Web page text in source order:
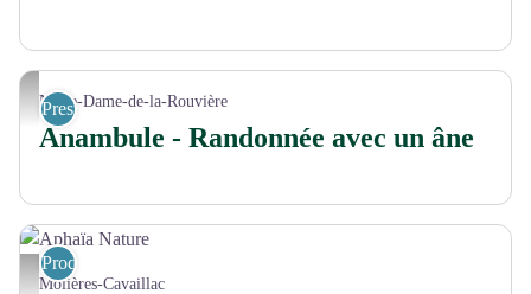
Anambule
Prestataires pleine nature
Notre-Dame-de-la-Rouvière
Anambule - Randonnée avec un âne
Aphaïa Nature - Prunellier
Produits du terroir
Molières-Cavaillac